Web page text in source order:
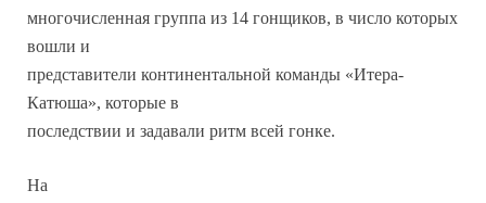
многочисленная группа из 14 гонщиков, в число которых
вошли и
представители континентальной команды «Итера-
Катюша», которые в
последствии и задавали ритм всей гонке.
На